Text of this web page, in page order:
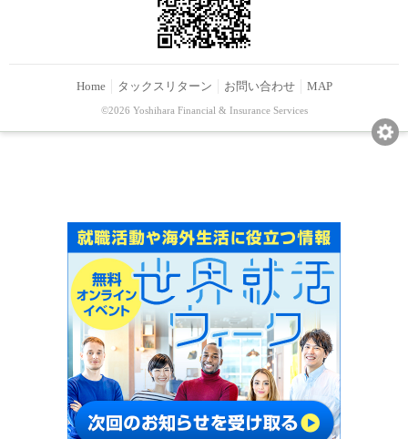
Home タックスリターン お問い合わせ MAP
©2026 Yoshihara Financial & Insurance Services